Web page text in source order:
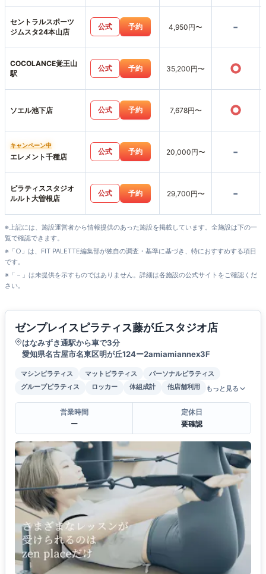
セントラルスポーツ
ジムスタ24本山店
公式 予約 4,950円〜 -
COCOLANCE覚王山
駅
公式 予約 35,200円〜 ○
ソエル池下店 公式 予約 7,678円〜 ○
キャンペーン中
エレメント千種店
公式 予約 20,000円〜 -
ピラティススタジオ
ルルト大曽根店
公式 予約 29,700円〜 -
※上記には、施設運営者から情報提供のあった施設を掲載しています。全施設は下の一
覧で確認できます。
※「○」は、FIT PALETTE編集部が独自の調査・基準に基づき、特におすすめする項目
です。
※「－」は未提供を示すものではありません。詳細は各施設の公式サイトをご確認くだ
さい。
ゼンプレイスピラティス藤が丘スタジオ店
はなみずき通駅から車で3分
愛知県名古屋市名東区明が丘124ー2amiamiannex3F
マシンピラティス マットピラティス
パーソナルピラティス
グループピラティス
ロッカー 体組成計 他店舗利用 もっと見る
営業時間
ー
定休日
要確認